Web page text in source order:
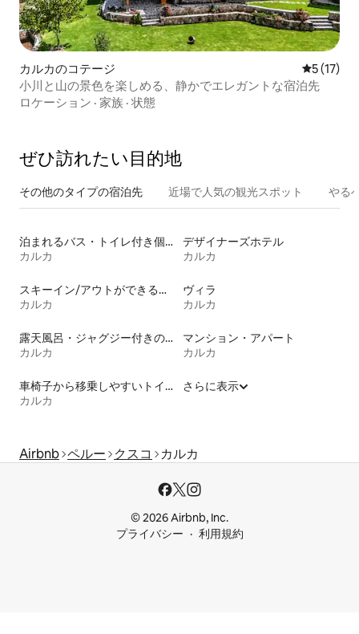
カルカのコテージ レビュー
5 (17)
小川と山の景色を楽しめる、静かでエレガントな宿泊先
ロケーション · 家族 · 状態
ぜひ訪⁠れ⁠た⁠い目⁠的⁠地
その他のタ⁠イ⁠プ⁠の宿⁠泊⁠先 近場で人気の観光スポット やる
泊まれるバス・トイレ付き個室
カルカ
デザイナーズホテル
カルカ
スキーイン/アウトができる宿泊先
カルカ
ヴィラ
カルカ
露天風呂・ジャグジー付きの宿泊施設
カルカ
マンション・アパート
カルカ
車椅子から移乗しやすいトイレ付きの宿泊施設
カルカ
さらに表示
Airbnb ペルー クスコ カルカ
© 2026 Airbnb, Inc.
プライバシー
利用規約